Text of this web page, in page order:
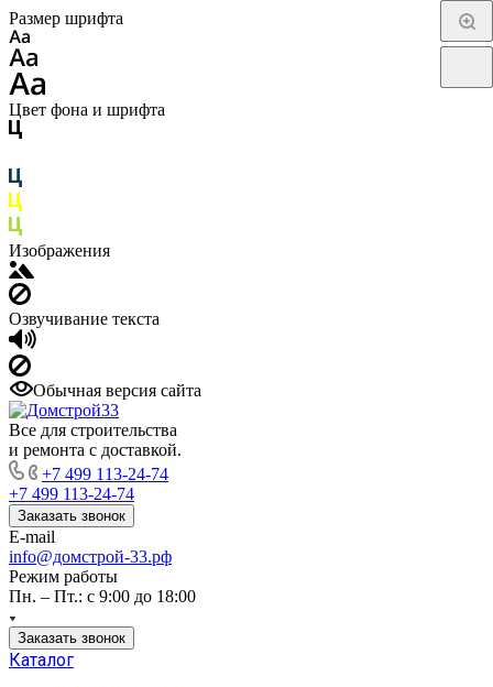
Размер шрифта
Цвет фона и шрифта
Изображения
Озвучивание текста
Обычная версия сайта
Все для строительства
и ремонта с доставкой.
+7 499 113-24-74
+7 499 113-24-74
Заказать звонок
E-mail
info@домстрой-33.рф
Режим работы
Пн. – Пт.: с 9:00 до 18:00
Заказать звонок
Каталог